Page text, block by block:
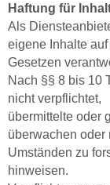
Haftung für
Als
eigene Inhalte
Gesetzen
Nach §§ 8 bis 10
nicht verpflichtet,
übermittelte oder
überwachen oder
Umständen zu
hinweisen.